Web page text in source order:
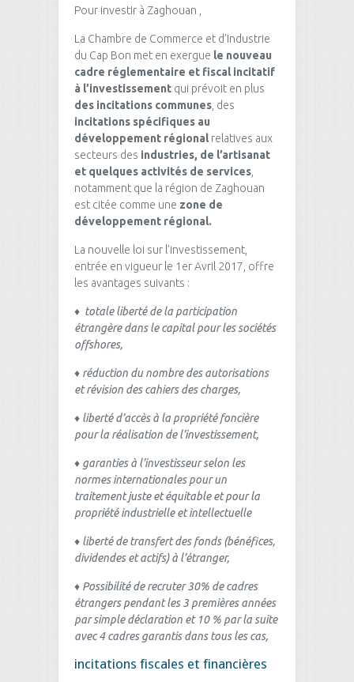
Pour investir à Zaghouan ,
La Chambre de Commerce et d’Industrie
du Cap Bon met en exergue le nouveau
cadre réglementaire et fiscal incitatif
à l’investissement qui prévoit en plus
des incitations communes, des
incitations spécifiques au
développement régionalrelatives aux
secteurs des industries, de l’artisanat
et quelques activités de services,
notamment que la région de Zaghouan
est citée comme une zone de
développement régional.
La nouvelle loi sur l’investissement,
entrée en vigueur le 1er Avril 2017, offre
les avantages suivants :
♦ totale liberté de la participation
étrangère dans le capital pour les sociétés
offshores,
♦ réduction du nombre des autorisations
et révision des cahiers des charges,
♦ liberté d’accès à la propriété foncière
pour la réalisation de l’investissement,
♦ garanties à l’investisseur selon les
normes internationales pour un
traitement juste et équitable et pour la
propriété industrielle et intellectuelle
♦ liberté de transfert des fonds (bénéfices,
dividendes et actifs) à l’étranger,
♦ Possibilité de recruter 30% de cadres
étrangers pendant les 3 premières années
par simple déclaration et 10 % par la suite
avec 4 cadres garantis dans tous les cas,
incitations fiscales et financières